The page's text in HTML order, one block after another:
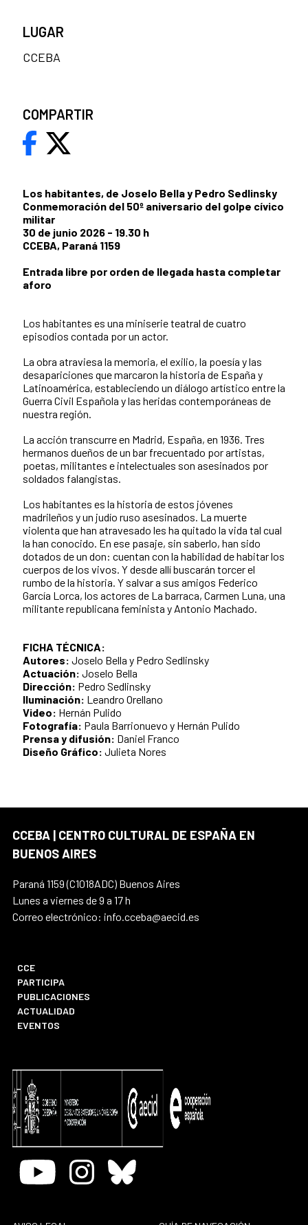
Los habitantes, de Joselo Bella y Pedro Sedlinsky
Conmemoración del 50º aniversario del golpe cívico
militar
30 de junio 2026 - 19.30 h
CCEBA, Paraná 1159
Entrada libre por orden de llegada hasta completar
aforo
Los habitantes es una miniserie teatral de cuatro
episodios contada por un actor.
La obra atraviesa la memoria, el exilio, la poesía y las
desapariciones que marcaron la historia de España y
Latinoamérica, estableciendo un diálogo artístico entre la
Guerra Civil Española y las heridas contemporáneas de
nuestra región.
La acción transcurre en Madrid, España, en 1936. Tres
hermanos dueños de un bar frecuentado por artistas,
poetas, militantes e intelectuales son asesinados por
soldados falangistas.
Los habitantes es la historia de estos jóvenes
madrileños y un judío ruso asesinados. La muerte
violenta que han atravesado les ha quitado la vida tal cual
la han conocido. En ese pasaje, sin saberlo, han sido
dotados de un don: cuentan con la habilidad de habitar los
cuerpos de los vivos. Y desde allí buscarán torcer el
rumbo de la historia. Y salvar a sus amigos Federico
García Lorca, los actores de La barraca, Carmen Luna, una
militante republicana feminista y Antonio Machado.
FICHA TÉCNICA:
Autores: Joselo Bella y Pedro Sedlinsky
Actuación: Joselo Bella
Dirección: Pedro Sedlinsky
Iluminación: Leandro Orellano
Video: Hernán Pulido
Fotografía: Paula Barrionuevo y Hernán Pulido
Prensa y difusión: Daniel Franco
Diseño Gráfico: Julieta Nores
LUGAR
CCEBA
COMPARTIR
CCEBA | CENTRO CULTURAL DE ESPAÑA EN
BUENOS AIRES
Paraná 1159 (C1018ADC) Buenos Aires
Lunes a viernes de 9 a 17 h
Correo electrónico: info.cceba@aecid.es
CCE
PARTICIPA
PUBLICACIONES
ACTUALIDAD
EVENTOS
Youtube InstagramBluesky